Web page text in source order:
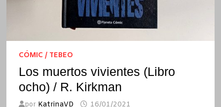
CÓMIC / TEBEO
Los muertos vivientes (Libro
ocho) / R. Kirkman
por KatrinaVD 16/01/2021